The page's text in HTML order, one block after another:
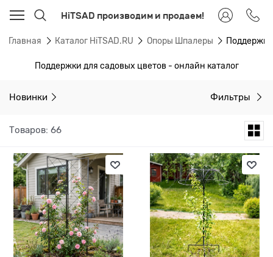
HiTSAD производим и продаем!
Главная Каталог HiTSAD.RU Опоры Шпалеры
Поддержки для садовых цветов - онлайн каталог
Новинки Фильтры
Товаров: 66